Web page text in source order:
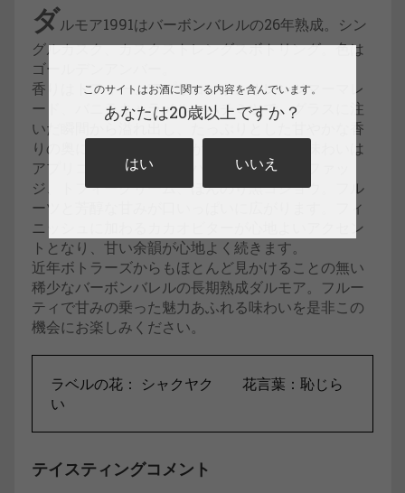
ダルモア1991はバーボンバレルの26年熟成。シン
グルカスク、カスクストレングスボトリング。色は
ゴールデンアンバー。
香りはトフィー、アプリコット、オレンジマーマレ
ード、バニラキャラメル、ハチミツで、グラスに注
いだ瞬間から溢れ出し、たっぷりとした甘やかな香
りの奥に微かに土っぽさが感じられます。味わいは
アプリコットタルト、パパイヤ、オレンジファッ
ジ、トフィークリーム、ほんのり黒コショウ。フル
ーツと芳醇な甘みが口いっぱいに広がります。フィ
ニッシュに加わるカカオビターが心地よいアクセン
トとなり、甘い余韻が心地よく続きます。
近年ボトラーズからもほとんど見かけることの無い
稀少なバーボンバレルの長期熟成ダルモア。フルー
ティで甘みの乗った魅力あふれる味わいを是非この
機会にお楽しみください。
ラベルの花： シャクヤク 花言葉：恥じら
い
テイスティングコメント
このサイトはお酒に関する内容を含んでいます。
あなたは20歳以上ですか？
はい いいえ